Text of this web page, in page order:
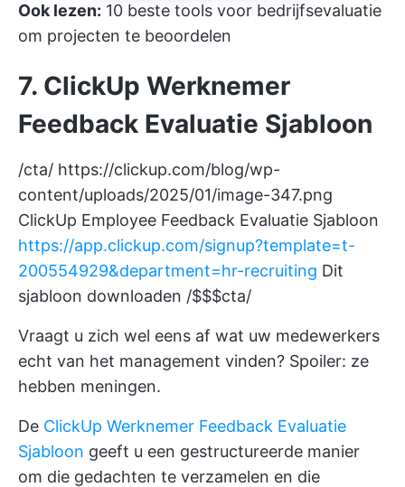
Ook lezen: 10 beste tools voor bedrijfsevaluatie
om projecten te beoordelen
7. ClickUp Werknemer
Feedback Evaluatie Sjabloon
/cta/ https://clickup.com/blog/wp-
content/uploads/2025/01/image-347.png
ClickUp Employee Feedback Evaluatie Sjabloon
https://app.clickup.com/signup?template=t-
200554929&department=hr-recruiting Dit
sjabloon downloaden /$$$cta/
Vraagt u zich wel eens af wat uw medewerkers
echt van het management vinden? Spoiler: ze
hebben meningen.
De ClickUp Werknemer Feedback Evaluatie
Sjabloon geeft u een gestructureerde manier
om die gedachten te verzamelen en die